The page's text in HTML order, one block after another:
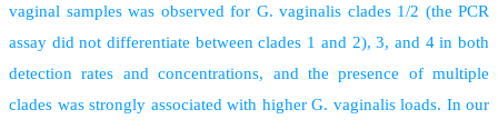
vaginal samples was observed for G. vaginalis clades 1/2 (the PCR
assay did not differentiate between clades 1 and 2), 3, and 4 in both
detection rates and concentrations, and the presence of multiple
clades was strongly associated with higher G. vaginalis loads. In our